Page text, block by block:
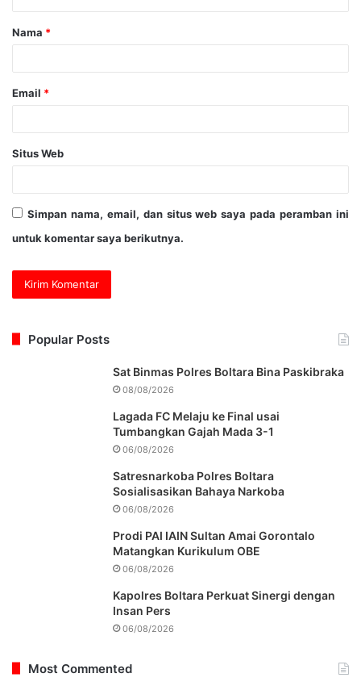
Nama *
Email *
Situs Web
Simpan nama, email, dan situs web saya pada peramban ini
untuk komentar saya berikutnya.
Popular Posts
Sat Binmas Polres Boltara Bina Paskibraka
08/08/2026
Lagada FC Melaju ke Final usai
Tumbangkan Gajah Mada 3-1
06/08/2026
Satresnarkoba Polres Boltara
Sosialisasikan Bahaya Narkoba
06/08/2026
Prodi PAI IAIN Sultan Amai Gorontalo
Matangkan Kurikulum OBE
06/08/2026
Kapolres Boltara Perkuat Sinergi dengan
Insan Pers
06/08/2026
Most Commented